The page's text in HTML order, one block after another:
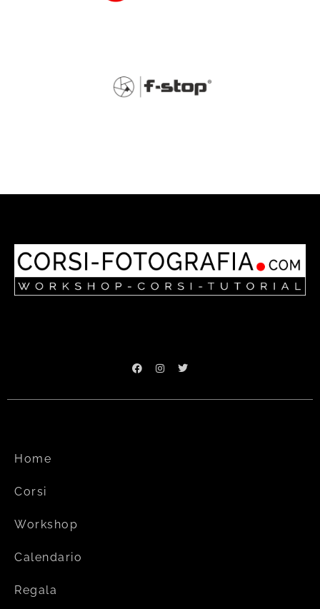
Home
Corsi
Workshop
Calendario
Regala